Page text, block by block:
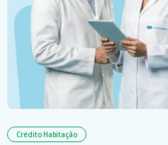
Crédito Habitação